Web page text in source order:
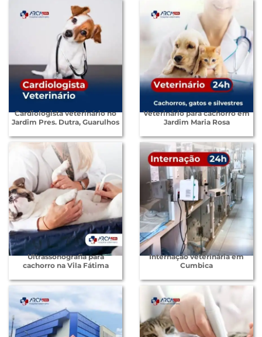
Cardiologista veterinário no
Jardim Pres. Dutra, Guarulhos
Veterinário para cachorro em
Jardim Maria Rosa
Ultrassonografia para
cachorro na Vila Fátima
Internação veterinária em
Cumbica